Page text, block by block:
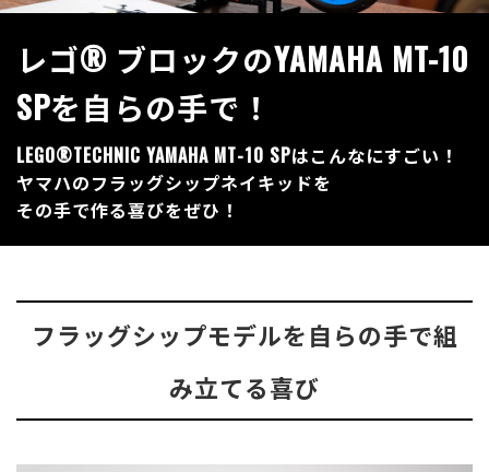
レゴ® ブロックのYAMAHA MT-10
SPを自らの手で！
LEGO®TECHNIC YAMAHA MT-10 SPはこんなにすごい！
ヤマハのフラッグシップネイキッドを
その手で作る喜びをぜひ！
フラッグシップモデルを自らの手で組
み立てる喜び